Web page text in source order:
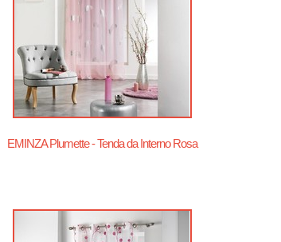
EMINZA Plumette - Tenda da Interno Rosa